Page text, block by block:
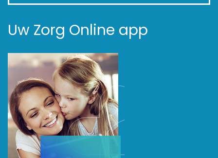
Uw Zorg Online app